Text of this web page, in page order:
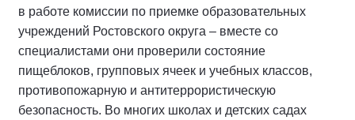
в работе комиссии по приемке образовательных
учреждений Ростовского округа – вместе со
специалистами они проверили состояние
пищеблоков, групповых ячеек и учебных классов,
противопожарную и антитеррористическую
безопасность. Во многих школах и детских садах